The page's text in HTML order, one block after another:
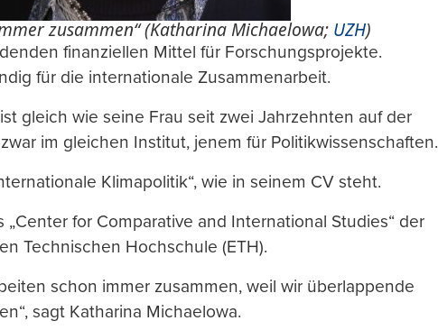
zusammen“ (Katharina Michaelowa; UZH)
finanziellen Mittel für Forschungsprojekte.
für die internationale Zusammenarbeit.
gleich wie seine Frau seit zwei Jahrzehnten auf der
im gleichen Institut, jenem für Politikwissenschaften.
Klimapolitik“, wie in seinem CV steht.
for Comparative and International Studies“ der
Technischen Hochschule (ETH).
schon immer zusammen, weil wir überlappende
sagt Katharina Michaelowa.